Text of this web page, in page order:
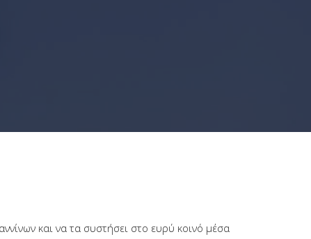
και να τα συστήσει στο ευρύ κοινό μέσα